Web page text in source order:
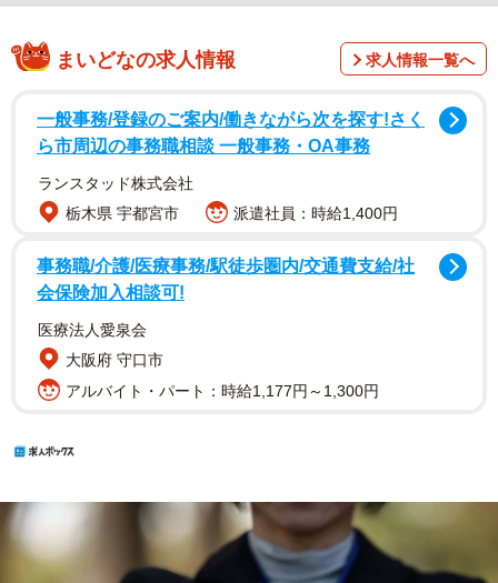
まいどなの求人情報 求人情報一覧へ
一般事務/登録のご案内/働きながら次を探す!さく
ら市周辺の事務職相談 一般事務・OA事務
ランスタッド株式会社
栃木県 宇都宮市
派遣社員：時給1,400円
事務職/介護/医療事務/駅徒歩圏内/交通費支給/社
会保険加入相談可!
医療法人愛泉会
大阪府 守口市
アルバイト・パート：時給1,177円～1,300円